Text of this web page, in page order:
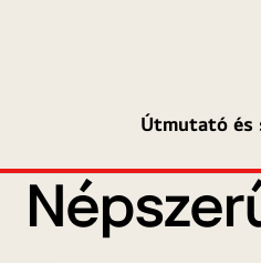
Útmutató és